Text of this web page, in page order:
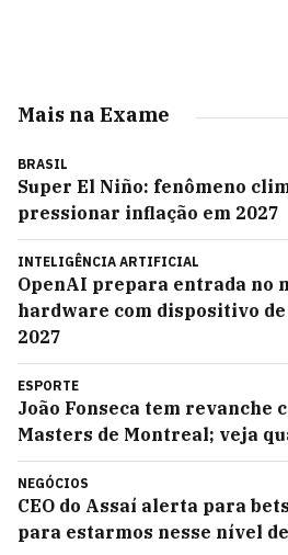
Mais na Exame
BRASIL
Super El Niño: fenômeno
pressionar inflação em 2027
INTELIGÊNCIA ARTIFICIAL
OpenAI prepara entrada no
hardware com dispositivo
2027
ESPORTE
João Fonseca tem revanche
Masters de Montreal; veja
NEGÓCIOS
CEO do Assaí alerta para
para estarmos nesse nível